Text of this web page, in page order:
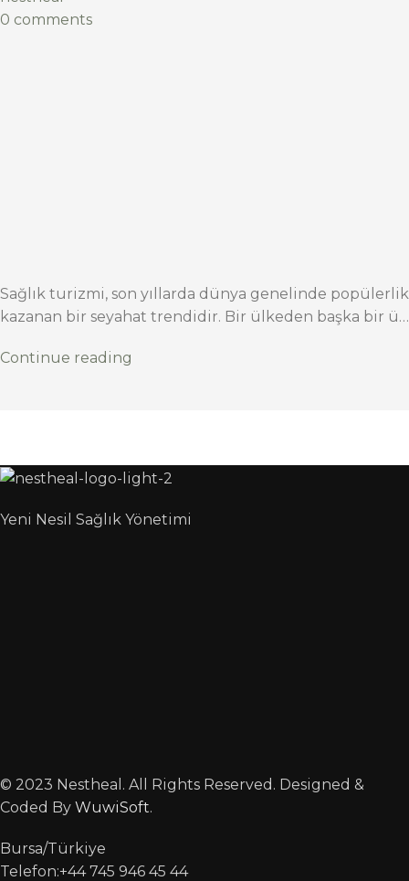
0 comments
Sağlık turizmi, son yıllarda dünya genelinde popülerlik
kazanan bir seyahat trendidir. Bir ülkeden başka bir ü…
Continue reading
Yeni Nesil Sağlık Yönetimi
© 2023 Nestheal. All Rights Reserved. Designed &
Coded By WuwiSoft.
Bursa/Türkiye
Telefon:+44 745 946 45 44